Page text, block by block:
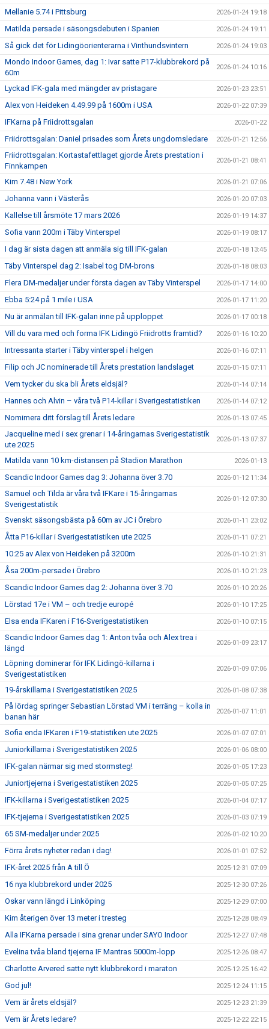
Mellanie 5.74 i Pittsburg 2026-01-24 19:18
Matilda persade i säsongsdebuten i Spanien 2026-01-24 19:11
Så gick det för Lidingöorienterarna i Vinthundsvintern 2026-01-24 19:03
Mondo Indoor Games, dag 1: Ivar satte P17-klubbrekord på
60m
2026-01-24 10:16
Lyckad IFK-gala med mängder av pristagare 2026-01-23 23:51
Alex von Heideken 4.49.99 på 1600m i USA 2026-01-22 07:39
IFKarna på Friidrottsgalan 2026-01-22
Friidrottsgalan: Daniel prisades som Årets ungdomsledare 2026-01-21 12:56
Friidrottsgalan: Kortastafettlaget gjorde Årets prestation i
Finnkampen
2026-01-21 08:41
Kim 7.48 i New York 2026-01-21 07:06
Johanna vann i Västerås 2026-01-20 07:03
Kallelse till årsmöte 17 mars 2026 2026-01-19 14:37
Sofia vann 200m i Täby Vinterspel 2026-01-19 08:17
I dag är sista dagen att anmäla sig till IFK-galan 2026-01-18 13:45
Täby Vinterspel dag 2: Isabel tog DM-brons 2026-01-18 08:03
Flera DM-medaljer under första dagen av Täby Vinterspel 2026-01-17 14:00
Ebba 5:24 på 1 mile i USA 2026-01-17 11:20
Nu är anmälan till IFK-galan inne på upploppet 2026-01-17 00:18
Vill du vara med och forma IFK Lidingö Friidrotts framtid? 2026-01-16 10:20
Intressanta starter i Täby vinterspel i helgen 2026-01-16 07:11
Filip och JC nominerade till Årets prestation landslaget 2026-01-15 07:11
Vem tycker du ska bli Årets eldsjäl? 2026-01-14 07:14
Hannes och Alvin – våra två P14-killar i Sverigestatistiken 2026-01-14 07:12
Nomimera ditt förslag till Årets ledare 2026-01-13 07:45
Jacqueline med i sex grenar i 14-åringarnas Sverigestatistik
ute 2025
2026-01-13 07:37
Matilda vann 10 km-distansen på Stadion Marathon 2026-01-13
Scandic Indoor Games dag 3: Johanna över 3.70 2026-01-12 11:34
Samuel och Tilda är våra två IFKare i 15-åringarnas
Sverigestatistik
2026-01-12 07:30
Svenskt säsongsbästa på 60m av JC i Örebro 2026-01-11 23:02
Åtta P16-killar i Sverigestatistiken ute 2025 2026-01-11 07:21
10:25 av Alex von Heideken på 3200m 2026-01-10 21:31
Åsa 200m-persade i Örebro 2026-01-10 21:23
Scandic Indoor Games dag 2: Johanna över 3.70 2026-01-10 20:26
Lörstad 17e i VM – och tredje europé 2026-01-10 17:25
Elsa enda IFKaren i F16-Sverigestatistiken 2026-01-10 07:15
Scandic Indoor Games dag 1: Anton tvåa och Alex trea i
längd
2026-01-09 23:17
Löpning dominerar för IFK Lidingö-killarna i
Sverigestatistiken
2026-01-09 07:06
19-årskillarna i Sverigestatistiken 2025 2026-01-08 07:38
På lördag springer Sebastian Lörstad VM i terräng – kolla in
banan här
2026-01-07 11:01
Sofia enda IFKaren i F19-statistiken ute 2025 2026-01-07 07:01
Juniorkillarna i Sverigestatistiken 2025 2026-01-06 08:00
IFK-galan närmar sig med stormsteg! 2026-01-05 17:23
Juniortjejerna i Sverigestatistiken 2025 2026-01-05 07:25
IFK-killarna i Sverigestatistiken 2025 2026-01-04 07:17
IFK-tjejerna i Sverigestatistiken 2025 2026-01-03 07:19
65 SM-medaljer under 2025 2026-01-02 10:20
Förra årets nyheter redan i dag! 2026-01-01 07:52
IFK-året 2025 från A till Ö 2025-12-31 07:09
16 nya klubbrekord under 2025 2025-12-30 07:26
Oskar vann längd i Linköping 2025-12-29 07:00
Kim återigen över 13 meter i tresteg 2025-12-28 08:49
Alla IFKarna persade i sina grenar under SAYO Indoor 2025-12-27 07:48
Evelina tvåa bland tjejerna IF Mantras 5000m-lopp 2025-12-26 08:47
Charlotte Arvered satte nytt klubbrekord i maraton 2025-12-25 16:42
God jul! 2025-12-24 11:15
Vem är årets eldsjäl? 2025-12-23 21:39
Vem är Årets ledare? 2025-12-22 22:15